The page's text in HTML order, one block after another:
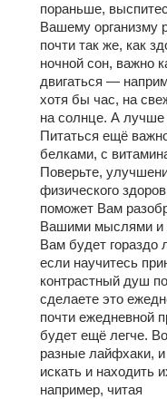
пораньше,
Вашему организму
почти так же, как
ночной сон, важно
двигаться —
хотя бы час, на
на солнце. А лучше
Питаться ещё
белками, с
Поверьте,
физического
поможет Вам
Вашими мыслями и
Вам будет гораздо
если научитесь
контрастный душ
сделаете это
почти ежедневной
будет ещё легче.
разные лайфхаки,
искать и находить
например, читая